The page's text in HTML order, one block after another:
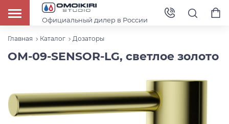
Официальный дилер в России
Главная Каталог Дозаторы
OM-09-SENSOR-LG, светлое золото